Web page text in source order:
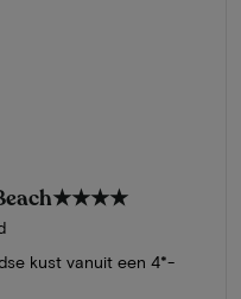
★★★★
kust vanuit een 4*-